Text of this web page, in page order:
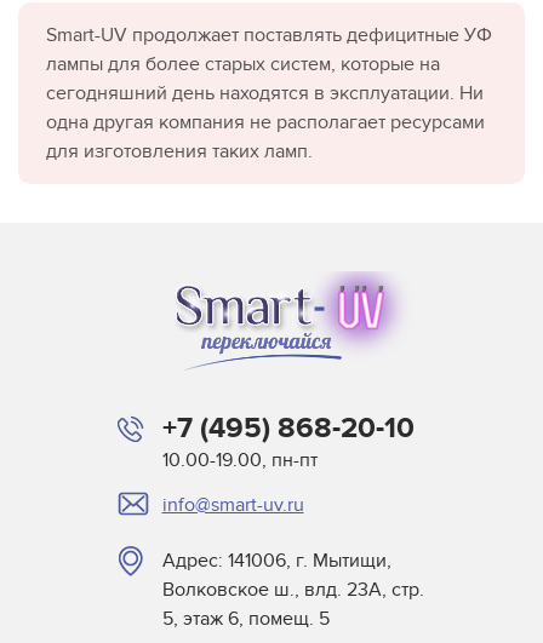
Smart-UV продолжает поставлять дефицитные УФ
лампы для более старых систем, которые на
сегодняшний день находятся в эксплуатации. Ни
одна другая компания не располагает ресурсами
для изготовления таких ламп.
+7 (495) 868-20-10
10.00-19.00, пн-пт
info@smart-uv.ru
Адрес: 141006, г. Мытищи,
Волковское ш., влд. 23А, стр.
5, этаж 6, помещ. 5